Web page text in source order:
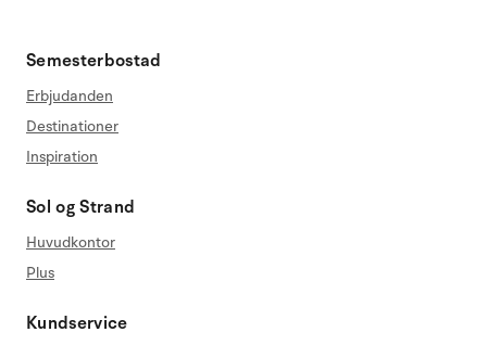
Semesterbostad
Erbjudanden
Destinationer
Inspiration
Sol og Strand
Huvudkontor
Plus
Kundservice